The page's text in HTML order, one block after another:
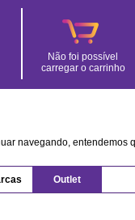
Não foi possível
carregar o carrinho
navegando, entendemos
Outlet